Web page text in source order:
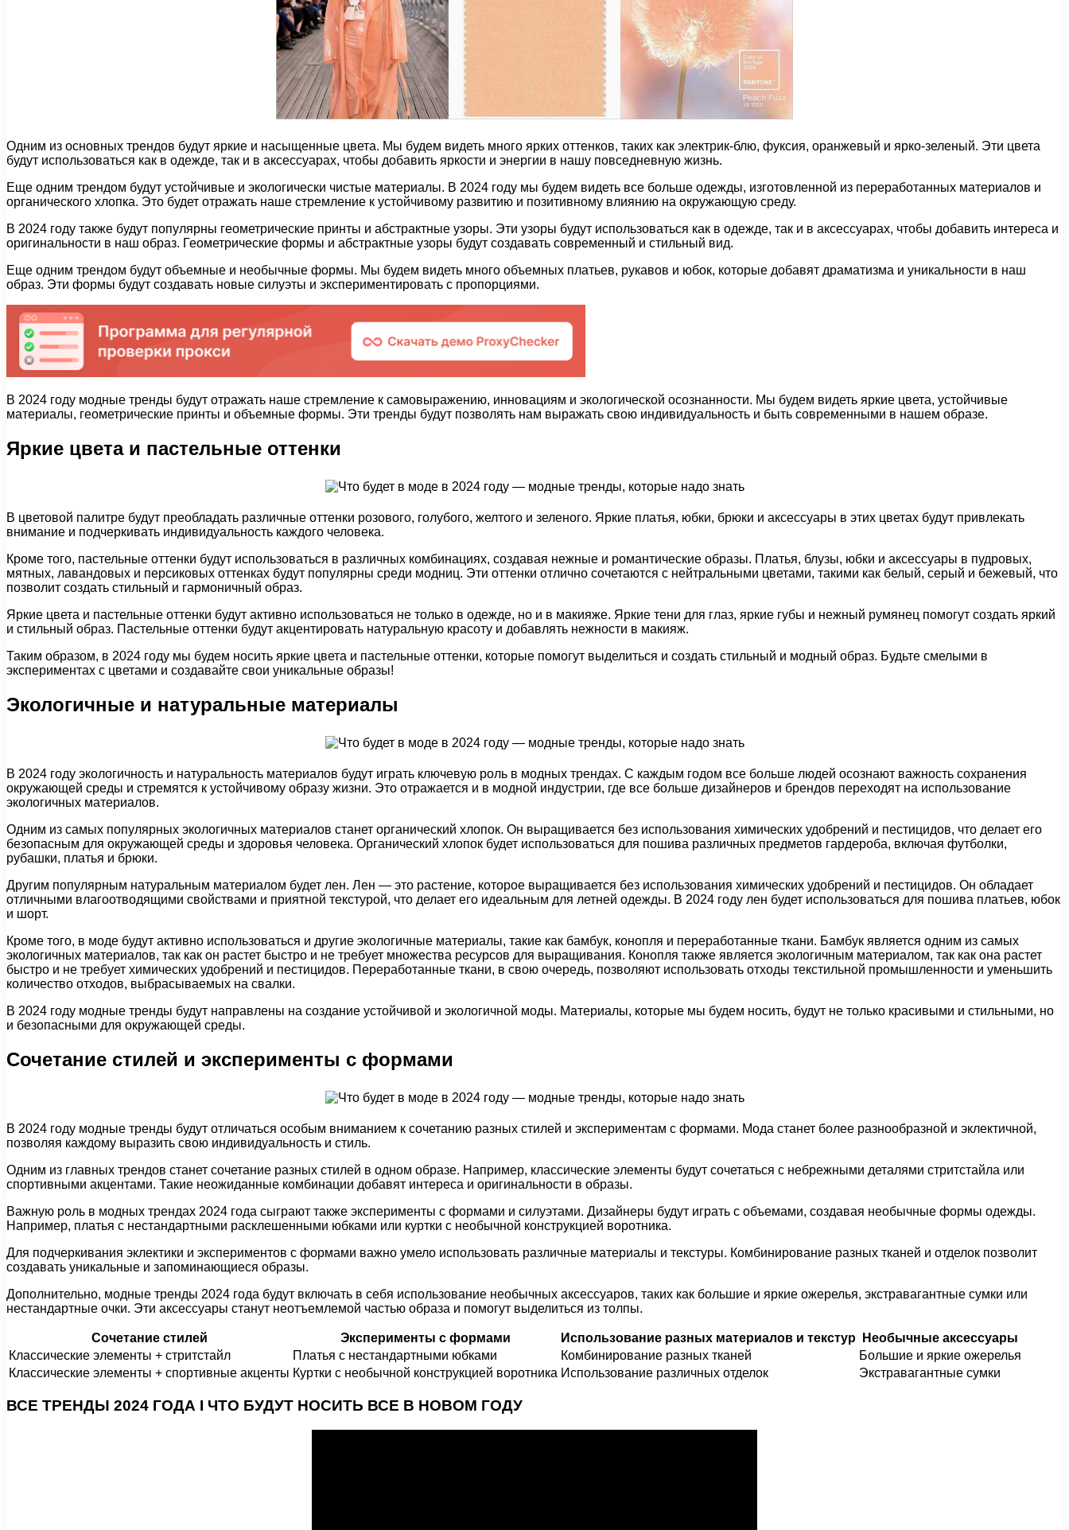
Одним из основных трендов будут яркие и насыщенные цвета. Мы будем видеть много ярких оттенков, таких как электрик-блю, фуксия, оранжевый и ярко-зеленый. Эти цвета
будут использоваться как в одежде, так и в аксессуарах, чтобы добавить яркости и энергии в нашу повседневную жизнь.
Еще одним трендом будут устойчивые и экологически чистые материалы. В 2024 году мы будем видеть все больше одежды, изготовленной из переработанных материалов и
органического хлопка. Это будет отражать наше стремление к устойчивому развитию и позитивному влиянию на окружающую среду.
В 2024 году также будут популярны геометрические принты и абстрактные узоры. Эти узоры будут использоваться как в одежде, так и в аксессуарах, чтобы добавить интереса и
оригинальности в наш образ. Геометрические формы и абстрактные узоры будут создавать современный и стильный вид.
Еще одним трендом будут объемные и необычные формы. Мы будем видеть много объемных платьев, рукавов и юбок, которые добавят драматизма и уникальности в наш
образ. Эти формы будут создавать новые силуэты и экспериментировать с пропорциями.
В 2024 году модные тренды будут отражать наше стремление к самовыражению, инновациям и экологической осознанности. Мы будем видеть яркие цвета, устойчивые
материалы, геометрические принты и объемные формы. Эти тренды будут позволять нам выражать свою индивидуальность и быть современными в нашем образе.
Яркие цвета и пастельные оттенки
В цветовой палитре будут преобладать различные оттенки розового, голубого, желтого и зеленого. Яркие платья, юбки, брюки и аксессуары в этих цветах будут привлекать
внимание и подчеркивать индивидуальность каждого человека.
Кроме того, пастельные оттенки будут использоваться в различных комбинациях, создавая нежные и романтические образы. Платья, блузы, юбки и аксессуары в пудровых,
мятных, лавандовых и персиковых оттенках будут популярны среди модниц. Эти оттенки отлично сочетаются с нейтральными цветами, такими как белый, серый и бежевый, что
позволит создать стильный и гармоничный образ.
Яркие цвета и пастельные оттенки будут активно использоваться не только в одежде, но и в макияже. Яркие тени для глаз, яркие губы и нежный румянец помогут создать яркий
и стильный образ. Пастельные оттенки будут акцентировать натуральную красоту и добавлять нежности в макияж.
Таким образом, в 2024 году мы будем носить яркие цвета и пастельные оттенки, которые помогут выделиться и создать стильный и модный образ. Будьте смелыми в
экспериментах с цветами и создавайте свои уникальные образы!
Экологичные и натуральные материалы
В 2024 году экологичность и натуральность материалов будут играть ключевую роль в модных трендах. С каждым годом все больше людей осознают важность сохранения
окружающей среды и стремятся к устойчивому образу жизни. Это отражается и в модной индустрии, где все больше дизайнеров и брендов переходят на использование
экологичных материалов.
Одним из самых популярных экологичных материалов станет органический хлопок. Он выращивается без использования химических удобрений и пестицидов, что делает его
безопасным для окружающей среды и здоровья человека. Органический хлопок будет использоваться для пошива различных предметов гардероба, включая футболки,
рубашки, платья и брюки.
Другим популярным натуральным материалом будет лен. Лен — это растение, которое выращивается без использования химических удобрений и пестицидов. Он обладает
отличными влагоотводящими свойствами и приятной текстурой, что делает его идеальным для летней одежды. В 2024 году лен будет использоваться для пошива платьев, юбок
и шорт.
Кроме того, в моде будут активно использоваться и другие экологичные материалы, такие как бамбук, конопля и переработанные ткани. Бамбук является одним из самых
экологичных материалов, так как он растет быстро и не требует множества ресурсов для выращивания. Конопля также является экологичным материалом, так как она растет
быстро и не требует химических удобрений и пестицидов. Переработанные ткани, в свою очередь, позволяют использовать отходы текстильной промышленности и уменьшить
количество отходов, выбрасываемых на свалки.
В 2024 году модные тренды будут направлены на создание устойчивой и экологичной моды. Материалы, которые мы будем носить, будут не только красивыми и стильными, но
и безопасными для окружающей среды.
Сочетание стилей и эксперименты с формами
В 2024 году модные тренды будут отличаться особым вниманием к сочетанию разных стилей и экспериментам с формами. Мода станет более разнообразной и эклектичной,
позволяя каждому выразить свою индивидуальность и стиль.
Одним из главных трендов станет сочетание разных стилей в одном образе. Например, классические элементы будут сочетаться с небрежными деталями стритстайла или
спортивными акцентами. Такие неожиданные комбинации добавят интереса и оригинальности в образы.
Важную роль в модных трендах 2024 года сыграют также эксперименты с формами и силуэтами. Дизайнеры будут играть с объемами, создавая необычные формы одежды.
Например, платья с нестандартными расклешенными юбками или куртки с необычной конструкцией воротника.
Для подчеркивания эклектики и экспериментов с формами важно умело использовать различные материалы и текстуры. Комбинирование разных тканей и отделок позволит
создавать уникальные и запоминающиеся образы.
Дополнительно, модные тренды 2024 года будут включать в себя использование необычных аксессуаров, таких как большие и яркие ожерелья, экстравагантные сумки или
нестандартные очки. Эти аксессуары станут неотъемлемой частью образа и помогут выделиться из толпы.
Сочетание стилей Эксперименты с формами Использование разных материалов и текстур
Необычные аксессуары
Классические элементы + стритстайл
Платья с нестандартными юбками Комбинирование разных тканей
Большие и яркие ожерелья
Классические элементы + спортивные акценты Куртки с необычной конструкцией воротника Использование различных отделок Экстравагантные сумки
ВСЕ ТРЕНДЫ 2024 ГОДА I ЧТО БУДУТ НОСИТЬ ВСЕ В НОВОМ ГОДУ